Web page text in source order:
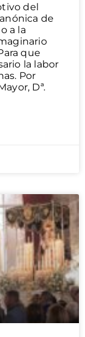
del
de
a la
que
la labor
Por
Dª.